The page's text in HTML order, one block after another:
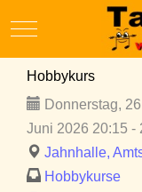
Mobile Menu
Hobbykurs
Donnerstag,
Juni 2026 20:15 -
Jahnhalle,
Hobbykurse